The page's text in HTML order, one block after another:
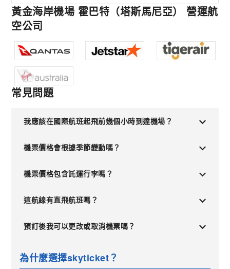
黃金海岸機場 霍巴特（塔斯馬尼亞） 營運航
空公司
常見問題
我應該在國際航班起飛前幾個小時到達機場？
機票價格會根據季節變動嗎？
機票價格包含託運行李嗎？
這航線有直飛航班嗎？
預訂後我可以更改或取消機票嗎？
為什麼選擇skyticket？